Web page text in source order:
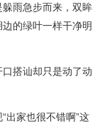
雨急步而来，双眸
的绿叶一样干净明
搭讪却只是动了动
出家也很不错啊”这